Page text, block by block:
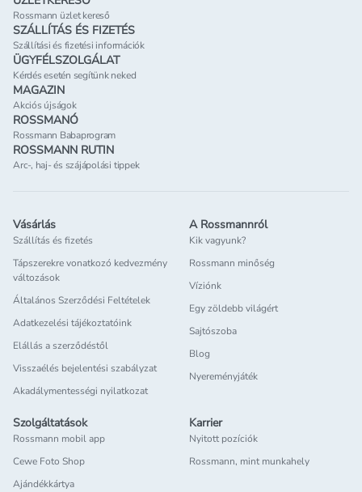
Rossmann üzlet kereső
SZÁLLÍTÁS ÉS FIZETÉS
Szállítási és fizetési információk
ÜGYFÉLSZOLGÁLAT
Kérdés esetén segítünk neked
MAGAZIN
Akciós újságok
ROSSMANÓ
Rossmann Babaprogram
ROSSMANN RUTIN
Arc-, haj- és szájápolási tippek
Vásárlás
Szállítás és fizetés
Tápszerekre vonatkozó kedvezmény
változások
Általános Szerződési Feltételek
Adatkezelési tájékoztatóink
Elállás a szerződéstől
Visszaélés bejelentési szabályzat
Akadálymentességi nyilatkozat
A Rossmannról
Kik vagyunk?
Rossmann minőség
Víziónk
Egy zöldebb világért
Sajtószoba
Blog
Nyereményjáték
Szolgáltatások
Rossmann mobil app
Cewe Foto Shop
Ajándékkártya
Karrier
Nyitott pozíciók
Rossmann, mint munkahely